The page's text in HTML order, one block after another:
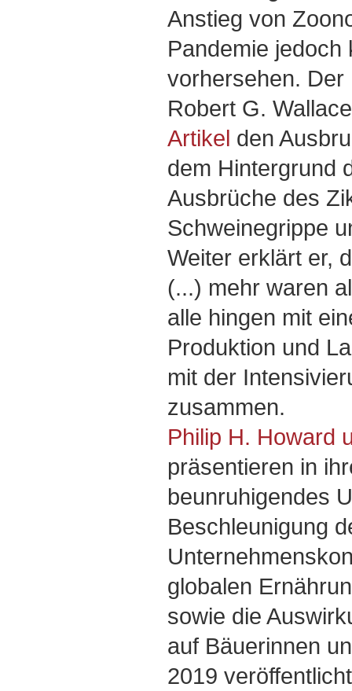
Anstieg von
Pandemie
vorhersehen. Der
Robert G.
Artikel den
dem Hintergrund
Ausbrüche des
Schweinegrippe
Weiter erklärt er,
(...) mehr waren
alle hingen mit
Produktion und
mit der
zusammen.
Philip H. Howard
präsentieren in
beunruhigendes
Beschleunigung
globalen
sowie die
auf Bäuerinnen
2019